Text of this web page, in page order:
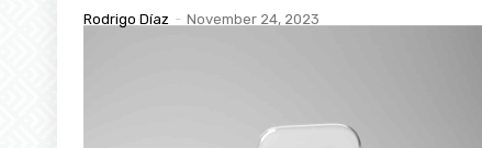
Rodrigo Díaz - November 24, 2023